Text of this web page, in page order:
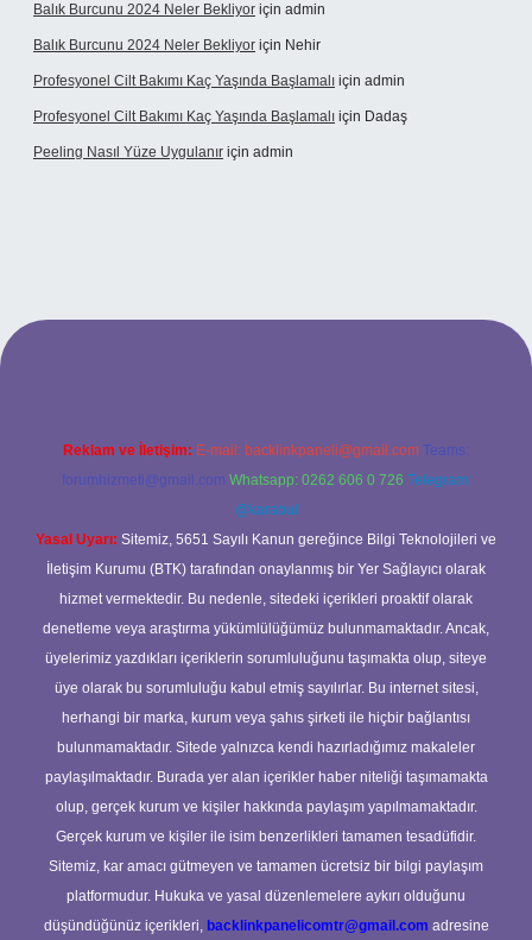
Balık Burcunu 2024 Neler Bekliyor için admin
Balık Burcunu 2024 Neler Bekliyor için Nehir
Profesyonel Cilt Bakımı Kaç Yaşında Başlamalı için admin
Profesyonel Cilt Bakımı Kaç Yaşında Başlamalı için Dadaş
Peeling Nasıl Yüze Uygulanır için admin
Reklam ve İletişim: E-mail: backlinkpaneli@gmail.com Teams:
forumhizmeti@gmail.com Whatsapp: 0262 606 0 726 Telegram:
@karabul
Yasal Uyarı: Sitemiz, 5651 Sayılı Kanun gereğince Bilgi Teknolojileri ve
İletişim Kurumu (BTK) tarafından onaylanmış bir Yer Sağlayıcı olarak
hizmet vermektedir. Bu nedenle, sitedeki içerikleri proaktif olarak
denetleme veya araştırma yükümlülüğümüz bulunmamaktadır. Ancak,
üyelerimiz yazdıkları içeriklerin sorumluluğunu taşımakta olup, siteye
üye olarak bu sorumluluğu kabul etmiş sayılırlar. Bu internet sitesi,
herhangi bir marka, kurum veya şahıs şirketi ile hiçbir bağlantısı
bulunmamaktadır. Sitede yalnızca kendi hazırladığımız makaleler
paylaşılmaktadır. Burada yer alan içerikler haber niteliği taşımamakta
olup, gerçek kurum ve kişiler hakkında paylaşım yapılmamaktadır.
Gerçek kurum ve kişiler ile isim benzerlikleri tamamen tesadüfidir.
Sitemiz, kar amacı gütmeyen ve tamamen ücretsiz bir bilgi paylaşım
platformudur. Hukuka ve yasal düzenlemelere aykırı olduğunu
düşündüğünüz içerikleri, backlinkpanelicomtr@gmail.com adresine